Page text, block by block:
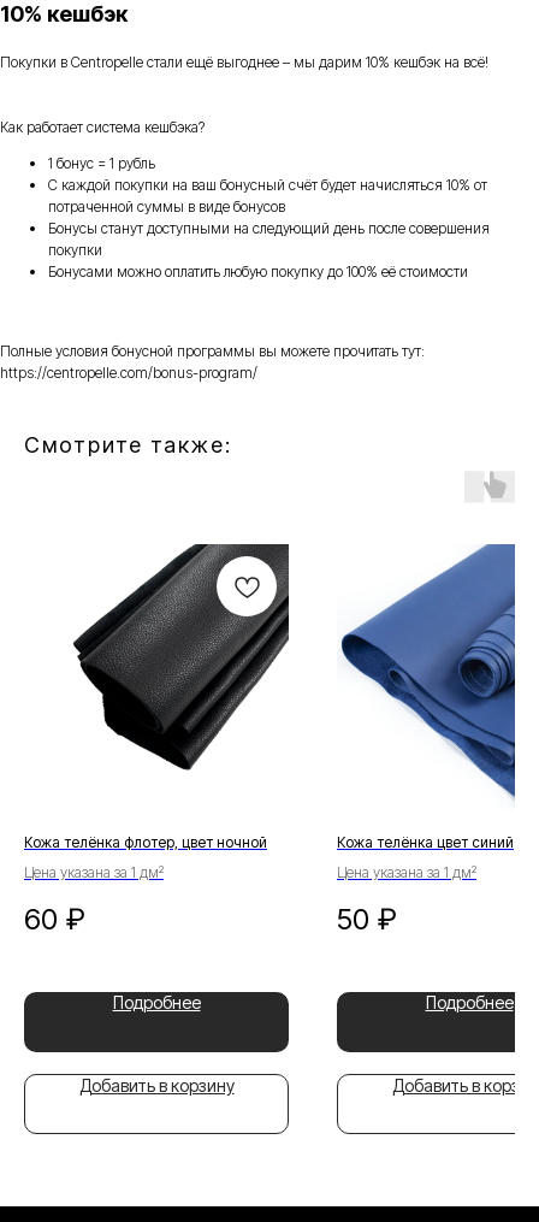
10% кешбэк
Покупки в Centropelle стали ещё выгоднее – мы дарим 10% кешбэк на всё!
Как работает система кешбэка?
1 бонус = 1 рубль
С каждой покупки на ваш бонусный счёт будет начисляться 10% от
потраченной суммы в виде бонусов
Бонусы станут доступными на следующий день после совершения
покупки
Бонусами можно оплатить любую покупку до 100% её стоимости
Полные условия бонусной программы вы можете прочитать тут:
https://centropelle.com/bonus-program/
Смотрите также:
Кожа телёнка флотер, цвет ночной
Цена указана за 1 дм²
60 ₽
Подробнее
Добавить в корзину
Кожа телёнка цвет синий
Цена указана за 1 дм²
50 ₽
Подробнее
Добавить в